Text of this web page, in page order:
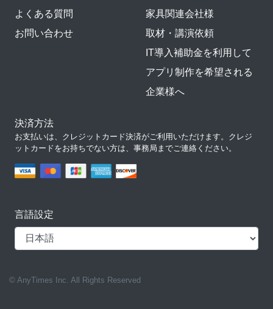
よくある質問
お問い合わせ
家具関連会社様
取材・講演依頼
IT導入補助金を利用して
アプリ制作を希望される
企業様へ
決済方法
お支払いは、クレジットカード決済がご利用いただけます。クレジ
ットカードをお持ちでない方は、事務局までご連絡ください。
言語設定
© AnyTimes Inc. All Rights Reserved